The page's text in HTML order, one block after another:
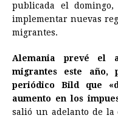
o
n
A
publicada el
implementar nuevas
migrantes.
Alemania prevé el
migrantes este
periódico Bild que
aumento en los
salió un adelanto de la